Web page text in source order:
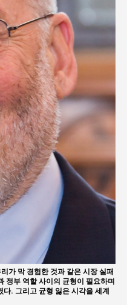
가 막 경험한 것과 같은 시장 실패
정부 역할 사이의 균형이 필요하며
. 그리고 균형 잃은 시각을 세계